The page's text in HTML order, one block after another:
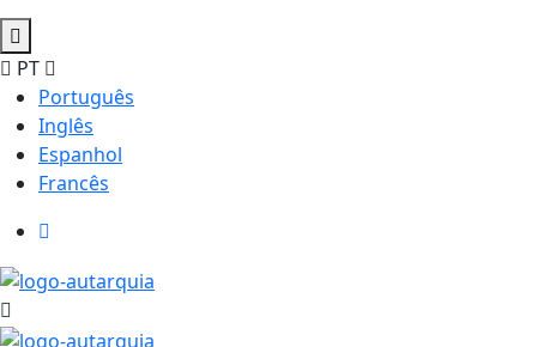
PT
Português
Inglês
Espanhol
Francês